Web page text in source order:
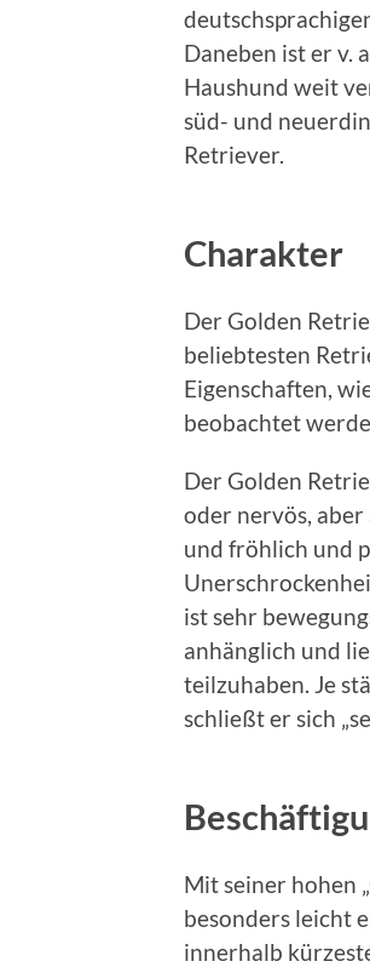
Daneben ist er v.
Haushund weit
süd- und
Retriever.
Charakter
Der Golden
beliebtesten
Eigenschaften,
beobachtet
Der Golden
oder nervös,
und fröhlich und
ist sehr
anhänglich und
teilzuhaben. Je
schließt er sich
Mit seiner hohen
besonders leicht
innerhalb